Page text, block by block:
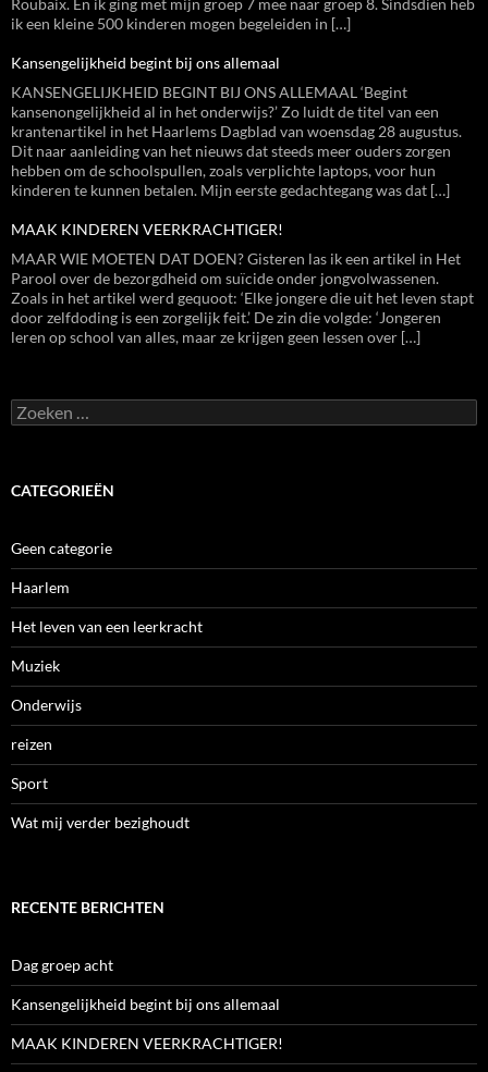
Roubaix. En ik ging met mijn groep 7 mee naar groep 8. Sindsdien heb
ik een kleine 500 kinderen mogen begeleiden in […]
Kansengelijkheid begint bij ons allemaal
KANSENGELIJKHEID BEGINT BIJ ONS ALLEMAAL ‘Begint
kansenongelijkheid al in het onderwijs?’ Zo luidt de titel van een
krantenartikel in het Haarlems Dagblad van woensdag 28 augustus.
Dit naar aanleiding van het nieuws dat steeds meer ouders zorgen
hebben om de schoolspullen, zoals verplichte laptops, voor hun
kinderen te kunnen betalen. Mijn eerste gedachtegang was dat […]
MAAK KINDEREN VEERKRACHTIGER!
MAAR WIE MOETEN DAT DOEN? Gisteren las ik een artikel in Het
Parool over de bezorgdheid om suïcide onder jongvolwassenen.
Zoals in het artikel werd gequoot: ‘Elke jongere die uit het leven stapt
door zelfdoding is een zorgelijk feit.’ De zin die volgde: ‘Jongeren
leren op school van alles, maar ze krijgen geen lessen over […]
Zoeken
naar:
CATEGORIEËN
Geen categorie
Haarlem
Het leven van een leerkracht
Muziek
Onderwijs
reizen
Sport
Wat mij verder bezighoudt
RECENTE BERICHTEN
Dag groep acht
Kansengelijkheid begint bij ons allemaal
MAAK KINDEREN VEERKRACHTIGER!